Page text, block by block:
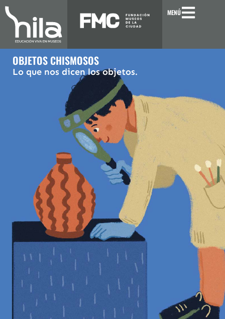
contenido
MENÚ
OBJETOS CHISMOSOS
Lo que nos dicen los objetos.